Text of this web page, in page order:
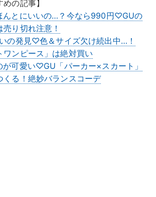
めの記事】
んとにいいの…？今なら990円♡GUの
り切れ注意！
の発見♡色＆サイズ欠け続出中…！
ワンピース」は絶対買い
可愛い♡GU「パーカー×スカート」
くる！絶妙バランスコーデ